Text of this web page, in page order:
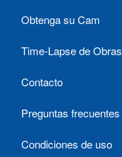
Obtenga su Cam
Time-Lapse de Obras
Contacto
Preguntas frecuentes
Condiciones de uso